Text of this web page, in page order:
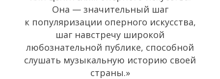
Она — значительный шаг
к популяризации оперного искусства,
шаг навстречу широкой
любознательной публике, способной
слушать музыкальную историю своей
страны.»